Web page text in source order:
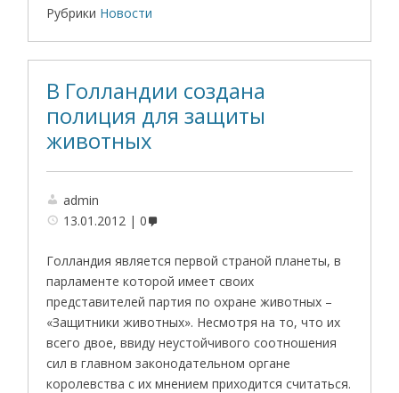
Рубрики Новости
В Голландии создана
полиция для защиты
животных
admin
13.01.2012
0
Голландия является первой страной планеты, в
парламенте которой имеет своих
представителей партия по охране животных –
«Защитники животных». Несмотря на то, что их
всего двое, ввиду неустойчивого соотношения
сил в главном законодательном органе
королевства с их мнением приходится считаться.